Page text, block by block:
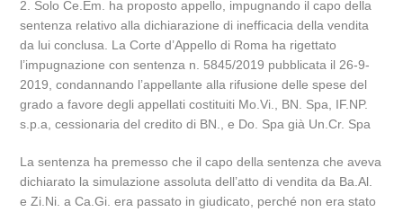
2. Solo Ce.Em. ha proposto appello, impugnando il capo della
sentenza relativo alla dichiarazione di inefficacia della vendita
da lui conclusa. La Corte d’Appello di Roma ha rigettato
l’impugnazione con sentenza n. 5845/2019 pubblicata il 26-9-
2019, condannando l’appellante alla rifusione delle spese del
grado a favore degli appellati costituiti Mo.Vi., BN. Spa, IF.NP.
s.p.a, cessionaria del credito di BN., e Do. Spa già Un.Cr. Spa
La sentenza ha premesso che il capo della sentenza che aveva
dichiarato la simulazione assoluta dell’atto di vendita da Ba.Al.
e Zi.Ni. a Ca.Gi. era passato in giudicato, perché non era stato